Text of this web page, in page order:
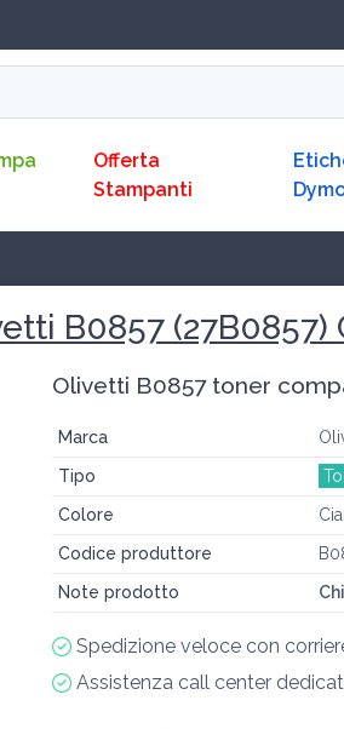
Offerta
Stampanti
B0857 (27B0857)
Olivetti B0857 toner
Marca
Tipo
Colore
Codice produttore
Note prodotto
Spedizione veloce con
Assistenza call center